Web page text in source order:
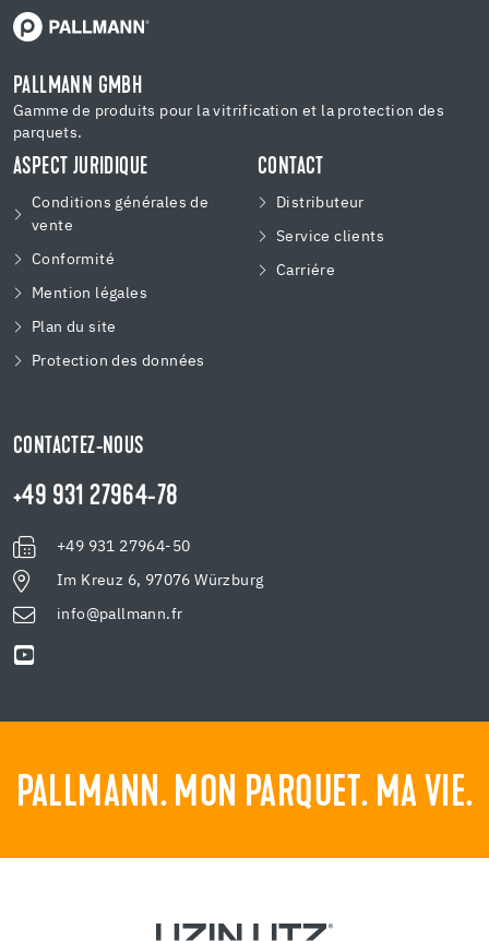
PALLMANN GMBH
Gamme de produits pour la vitrification et la protection des
parquets.
ASPECT JURIDIQUE
Conditions générales de
vente
Conformité
Mention légales
Plan du site
Protection des données
CONTACT
Distributeur
Service clients
Carriére
CONTACTEZ-NOUS
+49 931 27964-78
+49 931 27964-50
Im Kreuz 6, 97076 Würzburg
info@pallmann.fr
PALLMANN. MON PARQUET. MA VIE.